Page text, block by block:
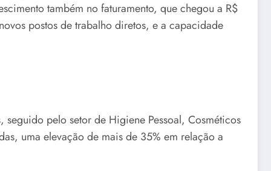
também no faturamento, que chegou a R$
postos de trabalho diretos, e a capacidade
pelo setor de Higiene Pessoal, Cosméticos
uma elevação de mais de 35% em relação a